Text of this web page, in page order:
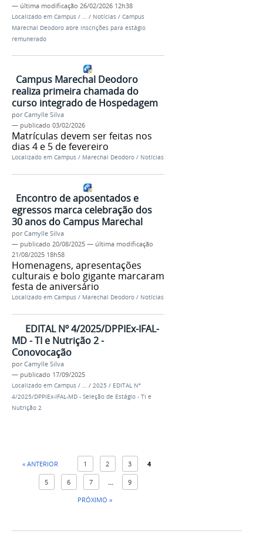
— última modificação 26/02/2026 12h38
Localizado em Campus / … / Notícias / Campus
Marechal Deodoro abre inscrições para estágio
remunerado
Campus Marechal Deodoro
realiza primeira chamada do
curso integrado de Hospedagem
porCamylle Silva
— publicado 03/02/2026
Matrículas devem ser feitas nos
dias 4 e 5 de fevereiro
Localizado em Campus / Marechal Deodoro / Notícias
Encontro de aposentados e
egressos marca celebração dos
30 anos do Campus Marechal
porCamylle Silva
— publicado 20/08/2025 — última modificação
21/08/2025 18h58
Homenagens, apresentações
culturais e bolo gigante marcaram
festa de aniversário
Localizado em Campus / Marechal Deodoro / Notícias
EDITAL Nº 4/2025/DPPIEx-IFAL-
MD - TI e Nutrição 2 -
Conovocação
porCamylle Silva
— publicado 17/09/2025
Localizado em Campus / … / 2025 / EDITAL Nº
4/2025/DPPIEx-IFAL-MD - Seleção de Estágio - TI e
Nutrição 2
« ANTERIOR 1 2 3 4
5 6 7
9
PRÓXIMO »